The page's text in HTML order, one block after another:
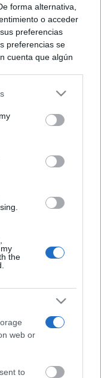
forma alternativa,
o acceder
preferencias
preferencias se
cuenta que algún
sus preferencias
en la
or more Google
including but
You may click to
in below Google
the
web or
to